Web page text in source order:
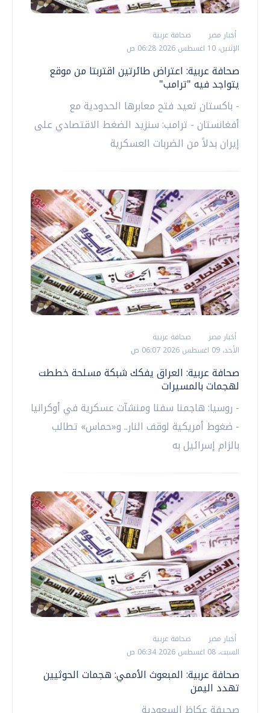
أخبار مصر
صحافة عربية
الإثنين، 10 اغسطس 2026 06:28 ص
صحافة عربية: اعتراض طائرتين اقتربتا من موقع
يتواجد فيه "ترامب"
- باكستان تعيد فتح معابرها الحدودية مع
أفغانستان - ترامب: سنزيد الضغط الاقتصادي على
إيران بدلاً من الضربات العسكرية
أخبار مصر
صحافة عربية
الأحد، 09 اغسطس 2026 06:07 ص
صحافة عربية: العراق يفكك شبكة مسلحة خططت
لهجمات بالمسيرات
- روسيا: هاجمنا سفنا ومنشآت عسكرية في أوكرانيا
- ضغوط أمريكية لوقف النار.. و«حماس» تطالب
بالزام إسرائيل به
أخبار مصر
صحافة عربية
السبت، 08 اغسطس 2026 06:34 ص
صحافة عربية: المبعوث الأممي: هجمات الحوثيين
تهدد اليمن